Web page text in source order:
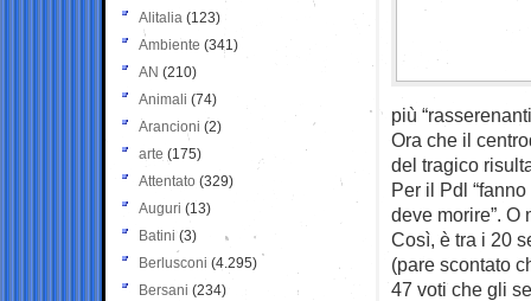
più
Ora che il
del tragico
Per il Pdl
deve morire”. O
Così, è tra i 20
(pare scontato
47 voti che gli
Alitalia (123)
Ambiente (341)
AN (210)
Animali (74)
Arancioni (2)
arte (175)
Attentato (329)
Auguri (13)
Batini (3)
Berlusconi (4.295)
Bersani (234)